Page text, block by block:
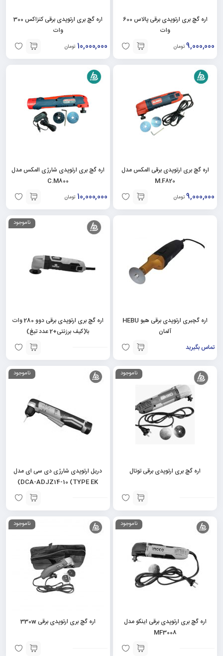
اره گچ بری ارتوپدی برقی پالاس 600
وات
9,000,000 تومان
اره گچ بری ارتوپدی برقی کنزاکس 300
وات
10,000,000 تومان
اره گچ بری ارتوپدی برقی المکس مدل
M.F820
9,000,000 تومان
اره گچ بری ارتوپدی شارژی المکس مدل
C.M800
10,000,000 تومان
اره گچبری ارتوپدی برقی هبو HEBU
آلمان
تماس بگیرید
ناموجود
اره گچ بری ارتوپدی برقی دوو 280 وات
با(کیف برزنتی+2 عدد تیغ)
ناموجود
اره گچ بری ارتوپدی برقی توتال
ناموجود
دریل ارتوپدی شارژی دی سی ای مدل
DCA-ADJZ14-10 (TYPE EK)
ناموجود
اره گچ بری ارتوپدی برقی اینکو مدل
MF3008
ناموجود
اره گچ بری ارتوپدی برقی 330w